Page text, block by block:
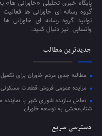
پایگاه خبری تحلیلی «خاورانی
گروه رسانه ای خاورانی ها
توانید گروه رسانه ای خاورانی
واتساپی نیز دنبال کنید.
جدیدترین مطالب
مطالبه جدی مردم خاوران برای
مزایده عمومی فروش قطعات
تعامل سازنده شورای شهر با
شتاب‌بخشی به توسعه خاوران
دسترسی سریع